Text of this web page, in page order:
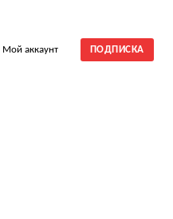
Мой аккаунт ПОДПИСКА